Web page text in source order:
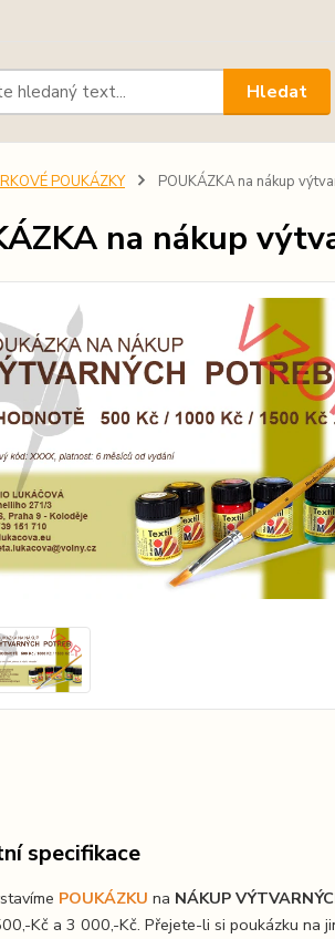
Hledat
POUKÁZKY POUKÁZKA na nákup
na nákup
specifikace
POUKÁZKU na NÁKUP
Kč a 3 000,-Kč. Přejete-li si poukázku na